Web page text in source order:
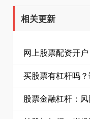
相关更新
网上股票配资开
买股票有杠杆吗
股票金融杠杆：